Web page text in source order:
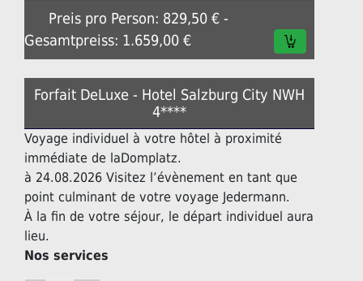
Preis pro Person: 829,50 € -
Gesamtpreiss: 1.659,00 €
Forfait DeLuxe - Hotel Salzburg City NWH
4****
Voyage individuel à votre hôtel à proximité
immédiate de laDomplatz.
à 24.08.2026 Visitez l’évènement en tant que
point culminant de votre voyage Jedermann.
À la fin de votre séjour, le départ individuel aura
lieu.
Nos services